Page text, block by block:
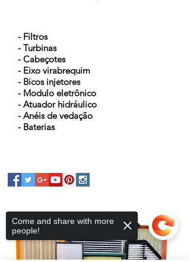
- Filtros
- Turbinas
- Cabeçotes
- Eixo virabrequim
- Bicos injetores
- Modulo eletrônico
- Atuador hidráulico
- Anéis de vedação
- Baterias
Come and share with more
people!